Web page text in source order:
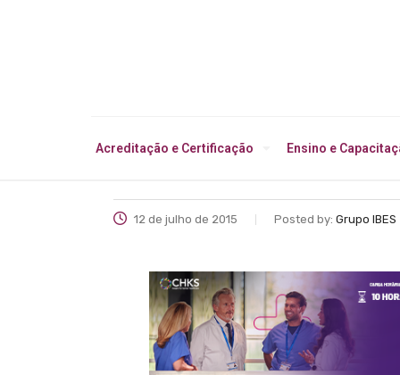
Acreditação e Certificação Ensino e
12 de julho de 2015 Posted by: Grupo IBES